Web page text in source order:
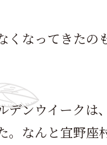
なってきたの
デンウイークは
。なんと宜野座